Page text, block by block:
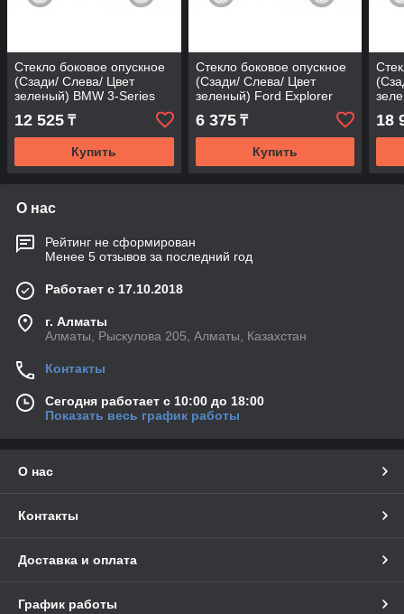
Стекло боковое опускное
(Сзади/ Слева/ Цвет
зеленый) BMW 3-Series
12 525 ₸
Купить
Стекло боковое опускное
(Сзади/ Слева/ Цвет
зеленый) Ford Explorer
6 375₸
Купить
18
О нас
Рейтинг не сформирован
Менее 5 отзывов за последний год
Работает с 17.10.2018
г. Алматы
Алматы, Рыскулова 205, Алматы, Казахстан
Контакты
Сегодня работает с 10:00 до 18:00
Показать весь график работы
О нас
Контакты
Доставка и оплата
График работы